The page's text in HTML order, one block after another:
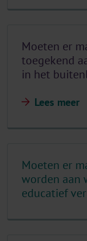
Moeten er
toegekend
in het
Lees meer
Moeten er
worden aan
educatief